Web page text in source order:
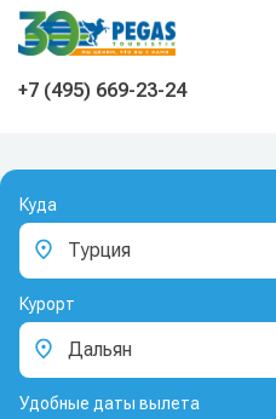
На главную
+7 (495) 669-23-24
Куда
Турция
Курорт
Дальян
Удобные даты вылета